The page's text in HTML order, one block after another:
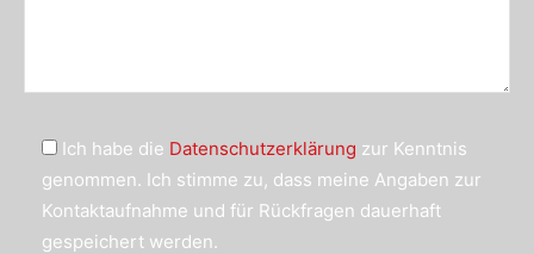
Ich habe die Datenschutzerklärung zur Kenntnis
genommen. Ich stimme zu, dass meine Angaben zur
Kontaktaufnahme und für Rückfragen dauerhaft
gespeichert werden.